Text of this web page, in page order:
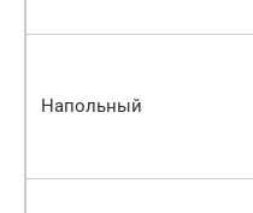
Напольный